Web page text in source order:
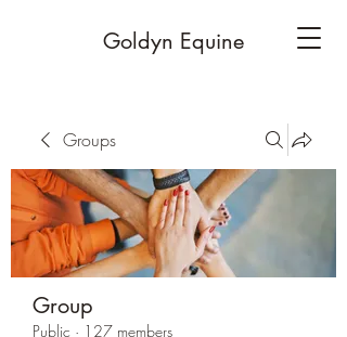
Goldyn Equine
Groups
Group
Public · 127 members